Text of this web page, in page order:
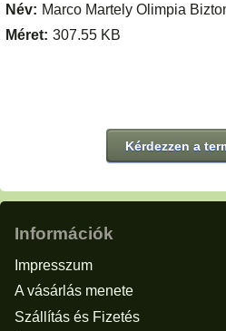
Név: Marco Martely Olimpia
Méret: 307.55 KB
Kérdezzen a
Információk
Impresszum
A vásárlás menete
Szállítás és Fizetés